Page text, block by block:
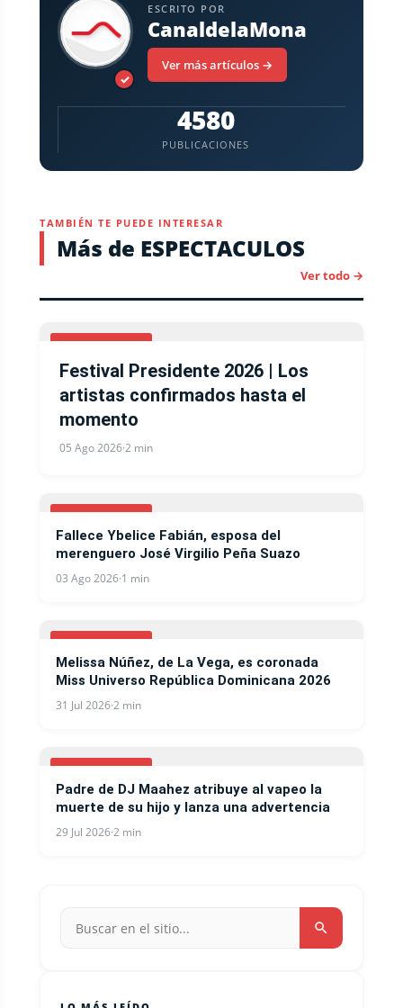
✓
ESCRITO POR
CanaldelaMona
Ver más artículos →
4580
PUBLICACIONES
TAMBIÉN TE PUEDE INTERESAR
Más de ESPECTACULOS
Ver todo →
ESPECTACULOS
Festival Presidente 2026 | Los
artistas confirmados hasta el
momento
05 Ago 2026·2 min
ESPECTACULOS
Fallece Ybelice Fabián, esposa del
merenguero José Virgilio Peña Suazo
03 Ago 2026·1 min
ESPECTACULOS
Melissa Núñez, de La Vega, es coronada
Miss Universo República Dominicana 2026
31 Jul 2026·2 min
ESPECTACULOS
Padre de DJ Maahez atribuye al vapeo la
muerte de su hijo y lanza una advertencia
29 Jul 2026·2 min